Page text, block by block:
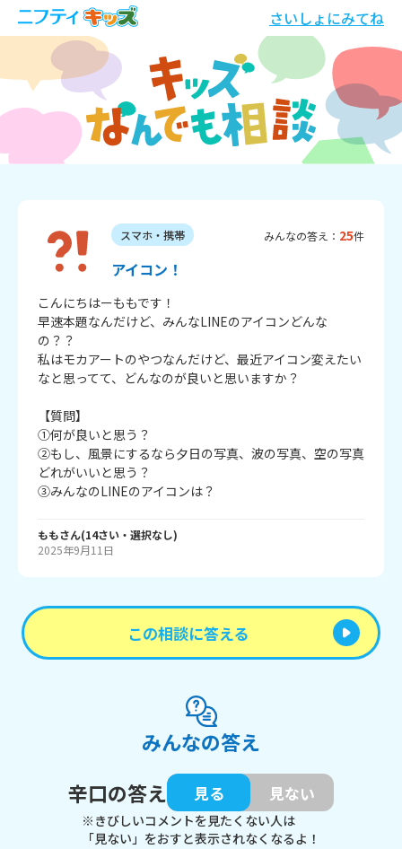
さいしょにみてね
スマホ・携帯 みんなの答え： 25件
アイコン！
こんにちはーももです！
早速本題なんだけど、みんなLINEのアイコンどんな
の？？
私はモカアートのやつなんだけど、最近アイコン変えたい
なと思ってて、どんなのが良いと思いますか？
【質問】
①何が良いと思う？
②もし、風景にするなら夕日の写真、波の写真、空の写真
どれがいいと思う？
③みんなのLINEのアイコンは？
ももさん(14さい・ 選択なし)
2025年9月11日
この相談に答える
みんなの答え
辛口の答え
見る 見ない
※きびしいコメントを見たくない人は
「見ない」をおすと表示されなくなるよ！